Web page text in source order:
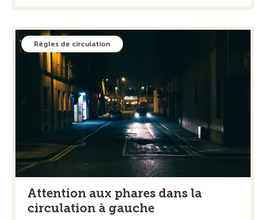
Règles de circulation
Attention aux phares dans la
circulation à gauche